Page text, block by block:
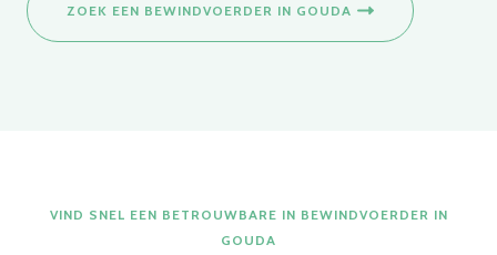
ZOEK EEN BEWINDVOERDER IN GOUDA
VIND SNEL EEN BETROUWBARE IN BEWINDVOERDER IN
GOUDA